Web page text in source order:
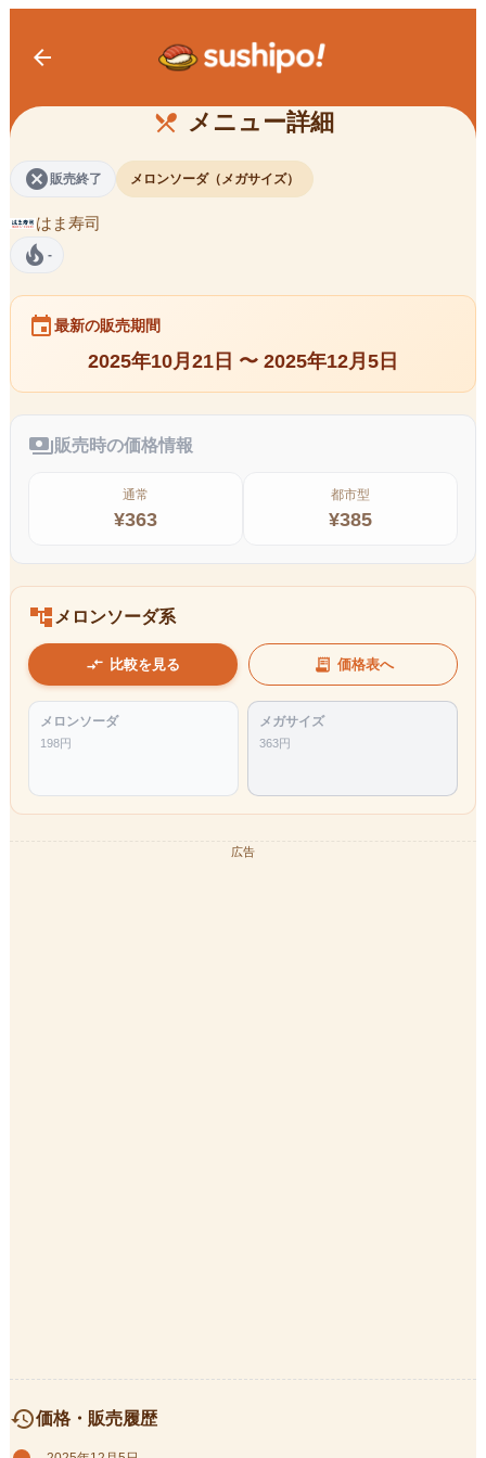
arrow_back
restaurant_menu メニュー詳細
メロンソーダ （メガサイズ）
cancel 販売終了 メロンソーダ（メガサイズ）
はま寿司
local_fire_department -
event最新の販売期間
2025年10月21日 〜 2025年12月5日
payments販売時の価格情報
通常
¥363
都市型
¥385
account_tree メロンソーダ系
compare_arrows 比較を見る receipt_long 価格表へ
メロンソーダ
198円
メガサイズ
363円
広告
history価格・販売履歴